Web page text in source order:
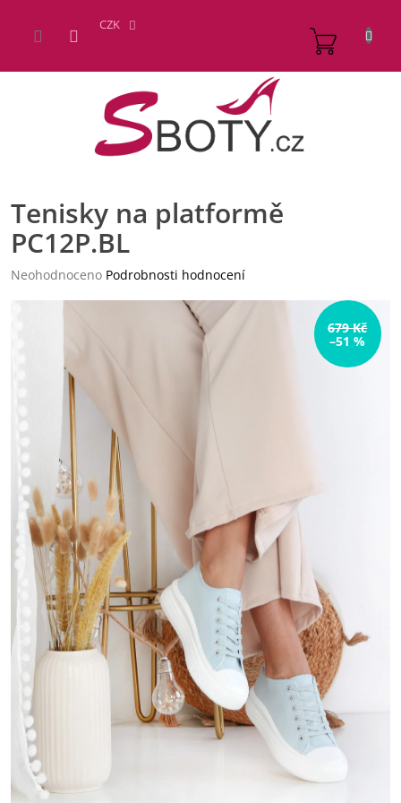
obsah
CZK
Tenisky na platformě
PC12P.BL
Průměrné
hvězdiček.
Neohodnoceno Podrobnosti hodnocení
679 Kč
–51 %